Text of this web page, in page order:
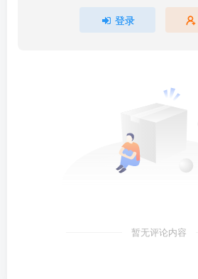
登录
暂无评论内容